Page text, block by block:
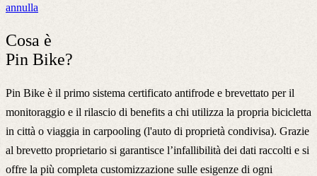
annulla
Cosa è
Pin Bike?
Pin Bike è il primo sistema certificato antifrode e brevettato per il
monitoraggio e il rilascio di benefits a chi utilizza la propria bicicletta
in città o viaggia in carpooling (l'auto di proprietà condivisa). Grazie
al brevetto proprietario si garantisce l’infallibilità dei dati raccolti e si
offre la più completa customizzazione sulle esigenze di ogni